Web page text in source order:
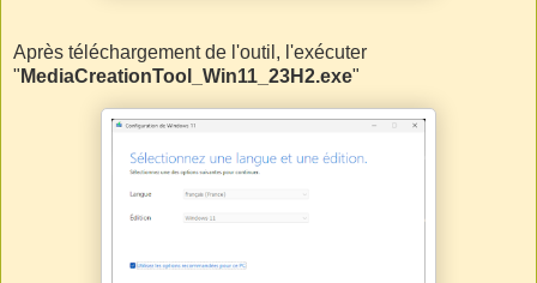
Après téléchargement de l'outil, l'exécuter
" MediaCreationTool_Win11_23H2.exe"